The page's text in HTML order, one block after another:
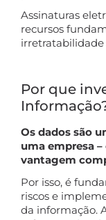
Assinaturas
recursos
Por que
Os dados são
uma empresa
vantagem
Por isso, é
riscos e
da informação.